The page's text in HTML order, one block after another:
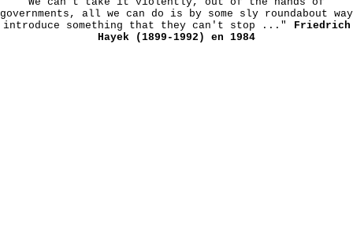
governments, all we can do is by some sly roundabout way
introduce something that they can't stop ..."
Friedrich
Hayek (1899-1992) en 1984